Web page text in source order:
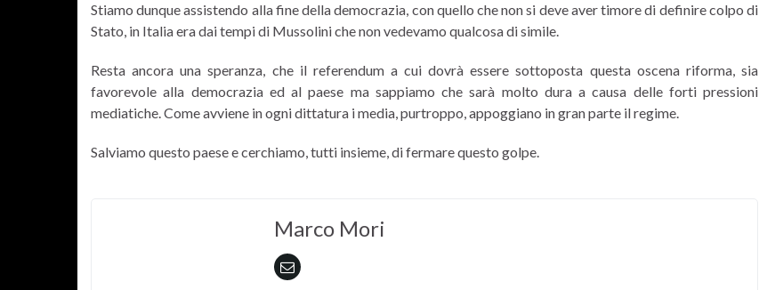
Stiamo dunque assistendo alla fine della democrazia, con quello che non si deve aver timore di definire colpo di
Stato, in Italia era dai tempi di Mussolini che non vedevamo qualcosa di simile.
Resta ancora una speranza, che il referendum a cui dovrà essere sottoposta questa oscena riforma, sia
favorevole alla democrazia ed al paese ma sappiamo che sarà molto dura a causa delle forti pressioni
mediatiche. Come avviene in ogni dittatura i media, purtroppo, appoggiano in gran parte il regime.
Salviamo questo paese e cerchiamo, tutti insieme, di fermare questo golpe.
Marco Mori